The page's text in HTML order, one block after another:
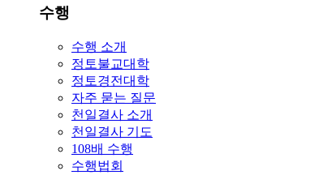
수행
수행 소개
정토불교대학
정토경전대학
자주 묻는 질문
천일결사 소개
천일결사 기도
108배 수행
수행법회